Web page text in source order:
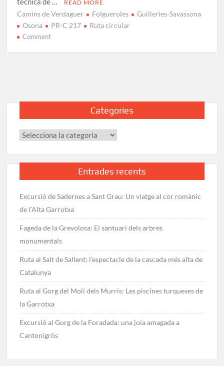
READ MORE
Camins de Verdaguer Folgueroles
Guilleries-Savassona
Osona
PR-C 217 Ruta circular
Commenton
C
de
Categories
Categories
Entrades recents
Excursió de Sadernes a Sant Grau: Un viatge al cor romànic
de l’Alta Garrotxa
Fageda de la Grevolosa: El santuari dels arbres
monumentals
Ruta al Salt de Sallent: l’espectacle de la cascada més alta de
Catalunya
Ruta al Gorg del Molí dels Murris: Les piscines turqueses de
la Garrotxa
Excursió al Gorg de la Foradada: una joia amagada a
Cantonigròs